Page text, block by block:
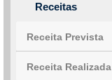
Receitas
Receita Prevista
Receita Realizada